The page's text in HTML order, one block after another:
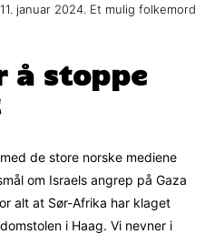
januar 2024. Et mulig folkemord
å stoppe
de store norske mediene
om Israels angrep på Gaza
alt at Sør-Afrika har klaget
i Haag. Vi nevner i